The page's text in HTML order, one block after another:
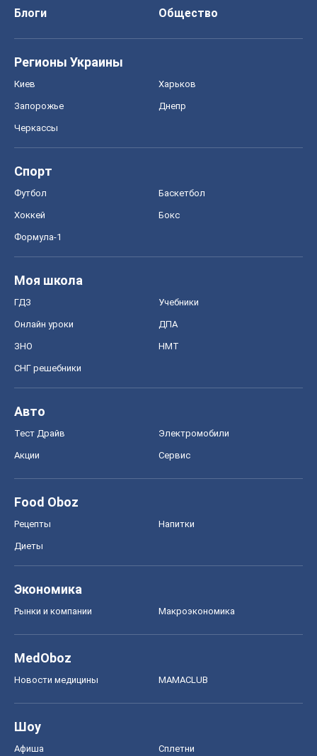
Блоги
Общество
Регионы Украины
Киев Харьков
Запорожье Днепр
Черкассы
Спорт
Футбол Баскетбол
Хоккей Бокс
Формула-1
Моя школа
ГДЗ Учебники
Онлайн уроки ДПА
ЗНО НМТ
СНГ решебники
Авто
Тест Драйв Электромобили
Акции Сервис
Food Oboz
Рецепты Напитки
Диеты
Экономика
Рынки и компании Mакроэкономика
MedOboz
Новости медицины MAMACLUB
Шоу
Афиша Сплетни